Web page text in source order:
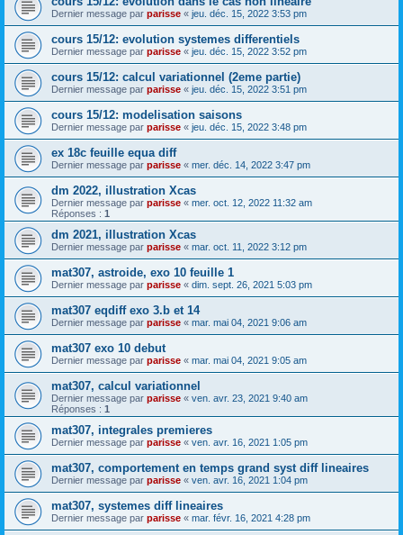
Dernier message par parisse « jeu. déc. 15, 2022 3:53 pm
cours 15/12: evolution systemes differentiels
Dernier message par parisse « jeu. déc. 15, 2022 3:52 pm
cours 15/12: calcul variationnel (2eme partie)
Dernier message par parisse « jeu. déc. 15, 2022 3:51 pm
cours 15/12: modelisation saisons
Dernier message par parisse « jeu. déc. 15, 2022 3:48 pm
ex 18c feuille equa diff
Dernier message par parisse « mer. déc. 14, 2022 3:47 pm
dm 2022, illustration Xcas
Dernier message par parisse « mer. oct. 12, 2022 11:32 am
Réponses : 1
dm 2021, illustration Xcas
Dernier message par parisse « mar. oct. 11, 2022 3:12 pm
mat307, astroide, exo 10 feuille 1
Dernier message par parisse « dim. sept. 26, 2021 5:03 pm
mat307 eqdiff exo 3.b et 14
Dernier message par parisse « mar. mai 04, 2021 9:06 am
mat307 exo 10 debut
Dernier message par parisse « mar. mai 04, 2021 9:05 am
mat307, calcul variationnel
Dernier message par parisse « ven. avr. 23, 2021 9:40 am
Réponses : 1
mat307, integrales premieres
Dernier message par parisse « ven. avr. 16, 2021 1:05 pm
mat307, comportement en temps grand syst diff lineaires
Dernier message par parisse « ven. avr. 16, 2021 1:04 pm
mat307, systemes diff lineaires
Dernier message par parisse « mar. févr. 16, 2021 4:28 pm